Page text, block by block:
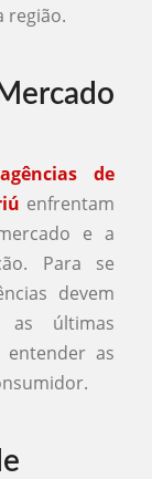
região.
agências de
enfrentam
e a
Para se
devem
as últimas
entender as